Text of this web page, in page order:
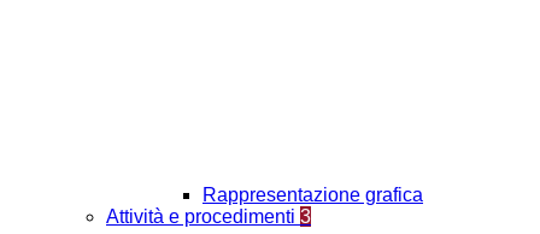
Rappresentazione grafica
Attività e procedimenti 3